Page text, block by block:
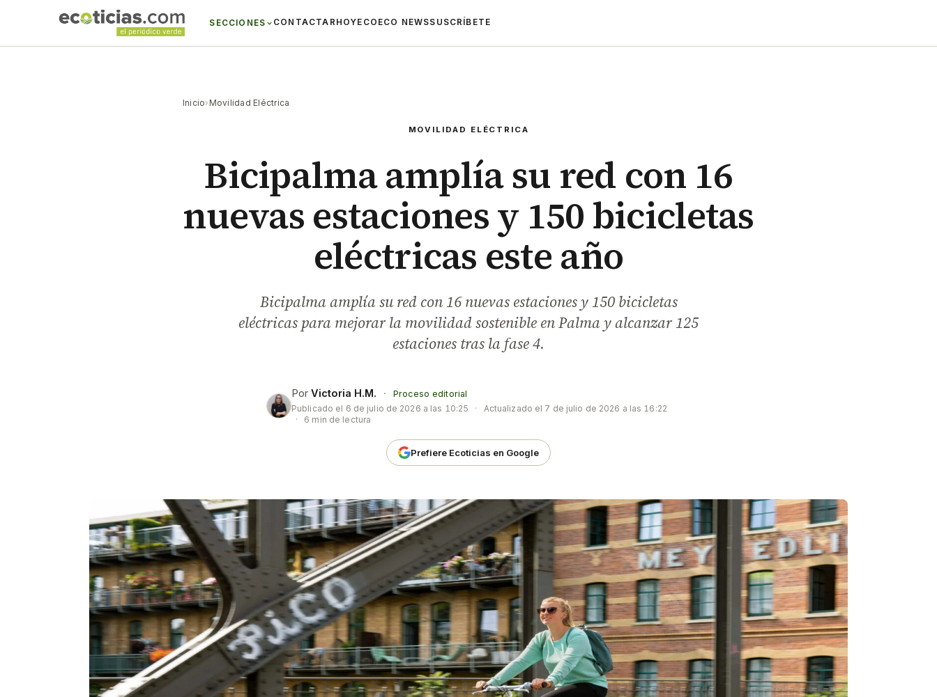
SECCIONES CONTACTAR HOYECO ECO NEWSSUSCRÍBETE
Inicio› Movilidad Eléctrica
MOVILIDAD ELÉCTRICA
Bicipalma amplía su red con 16
nuevas estaciones y 150 bicicletas
eléctricas este año
Bicipalma amplía su red con 16 nuevas estaciones y 150 bicicletas
eléctricas para mejorar la movilidad sostenible en Palma y alcanzar 125
estaciones tras la fase 4.
Por Victoria H.M. ·
Proceso editorial
Publicado el 6 de julio de 2026 a las 10:25 · Actualizado el 7 de julio de 2026 a las 16:22
·
6 min de lectura
Prefiere Ecoticias en Google